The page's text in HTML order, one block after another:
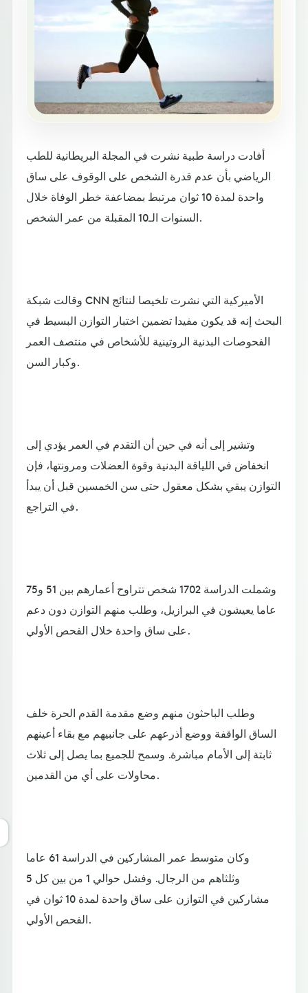
أفادت دراسة طبية نشرت في المجلة البريطانية للطب
الرياضي بأن عدم قدرة الشخص على الوقوف على ساق
واحدة لمدة 10 ثوان مرتبط بمضاعفة خطر الوفاة خلال
السنوات الـ10 المقبلة من عمر الشخص.
وقالت شبكة CNN الأميركية التي نشرت تلخيصا لنتائج
البحث إنه قد يكون مفيدا تضمين اختبار التوازن البسيط في
الفحوصات البدنية الروتينية للأشخاص في منتصف العمر
وكبار السن.
وتشير إلى أنه في حين أن التقدم في العمر يؤدي إلى
انخفاض في اللياقة البدنية وقوة العضلات ومرونتها، فإن
التوازن يبقي بشكل معقول حتى سن الخمسين قبل أن يبدأ
في التراجع.
وشملت الدراسة 1702 شخص تتراوح أعمارهم بين 51 و75
عاما يعيشون في البرازيل، وطلب منهم التوازن دون دعم
على ساق واحدة خلال الفحص الأولي.
وطلب الباحثون منهم وضع مقدمة القدم الحرة خلف
الساق الواقفة ووضع أذرعهم على جانبيهم مع بقاء أعينهم
ثابتة إلى الأمام مباشرة. وسمح للجميع بما يصل إلى ثلاث
محاولات على أي من القدمين.
وكان متوسط عمر المشاركين في الدراسة 61 عاما
وثلثاهم من الرجال. وفشل حوالي 1 من بين كل 5
مشاركين في التوازن على ساق واحدة لمدة 10 ثوان في
الفحص الأولي.